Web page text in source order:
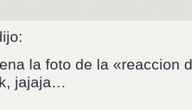
la foto de la «reaccion
jajaja…